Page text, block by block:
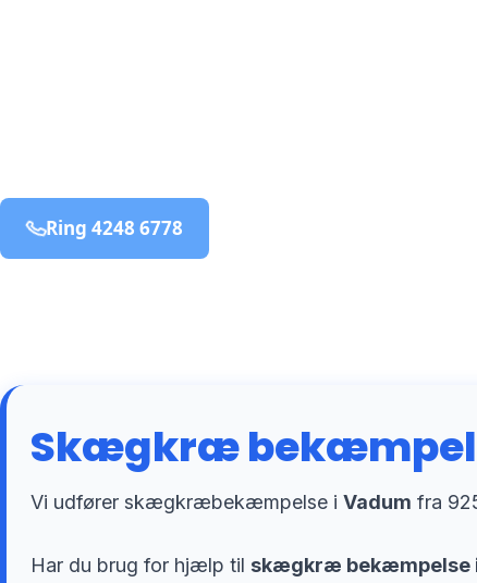
Ring 4248 6778
Skægkræ
Vi udfører skægkræbekæmpelse iVadum fra
Har du brug for hjælp til skægkræ bekæmpelse